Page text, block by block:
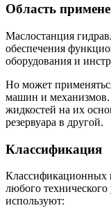
Область
Маслостанция
обеспечения
оборудования и
Но может
машин и механизмов.
жидкостей на их
резервуара в другой.
Классификация
Классификационных
любого
используют: